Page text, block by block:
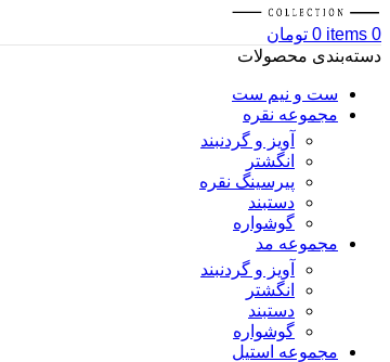
0
items
0 تومان
دسته‌بندی محصولات
ست و نیم ست
مجموعه نقره
آویز و گردنبند
انگشتر
پیرسینگ نقره
دستبند
گوشواره
مجموعه مد
آویز و گردنبند
انگشتر
دستبند
گوشواره
مجموعه استیل